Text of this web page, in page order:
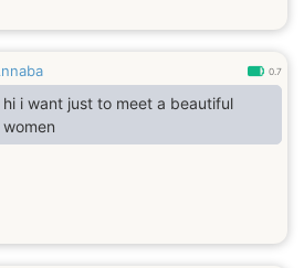
0.7
hi i want just to meet a beautiful
women